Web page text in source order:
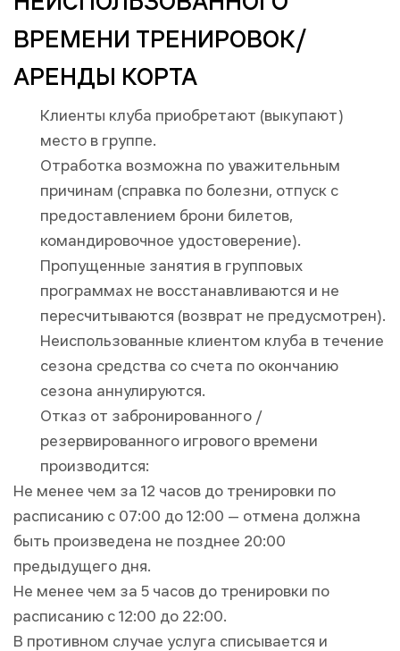
ВРЕМЕНИ ТРЕНИРОВОК/
АРЕНДЫ КОРТА
Клиенты клуба приобретают (выкупают)
место в группе.
Отработка возможна по уважительным
причинам (справка по болезни, отпуск с
предоставлением брони билетов,
командировочное удостоверение).
Пропущенные занятия в групповых
программах не восстанавливаются и не
пересчитываются (возврат не предусмотрен).
Неиспользованные клиентом клуба в течение
сезона средства со счета по окончанию
сезона аннулируются.
Отказ от забронированного /
резервированного игрового времени
производится:
Не менее чем за 12 часов до тренировки по
расписанию с 07:00 до 12:00 — отмена должна
быть произведена не позднее 20:00
предыдущего дня.
Не менее чем за 5 часов до тренировки по
расписанию с 12:00 до 22:00.
В противном случае услуга списывается и